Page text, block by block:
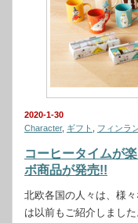
2020-1-30
Character, ギフト フィンラ
コーヒータイムが
ボ商品が発売!!
北欧各国の人々は、様
は以前もご紹介しまし